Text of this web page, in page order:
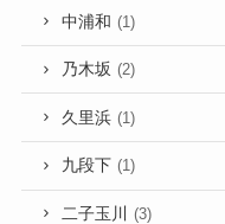
中浦和 (1)
乃木坂 (2)
久里浜 (1)
九段下 (1)
二子玉川 (3)